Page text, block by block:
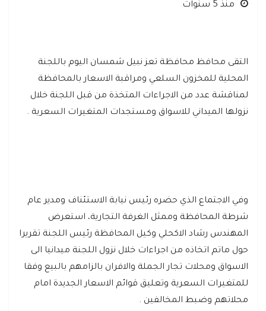
منذ 5 سنوات
التقى محافظ محافظة تعز نبيل شمسان اليوم باللجنة
المحلية للمخزون السلعي ومراقبة الاسعار بالمحافظة
لمناقشة عدد من الاجراءات المتخذة من قبل اللجنة خلال
نزولها الميداني للاسواق ومستجدات المتغيرات السعرية .
وفي الاجتماع الذي حضره رئيس نيابة الاستئناف ومدير عام
شرطة المحافظة وممثل الغرفة التجارية، استعرض
المهندس رشاد الاكحلي وكيل المحافظة رئيس اللجنة تقريرا
حول ماتم اتخاذه من اجراءات خلال نزول اللجنة ميدانيا الى
الاسواق ومحلات تجار الجملة والافران بالزامهم بالبيع وفقا
للمتغيرات السعرية وتعليق قوائم الاسعار الجديدة امام
محلاتهم وضبط المخالفين .